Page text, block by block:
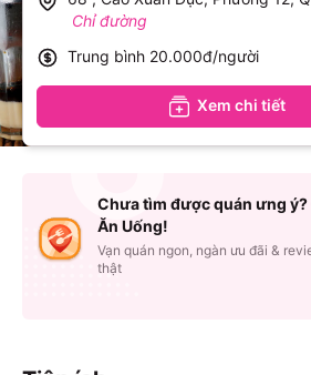
Chỉ đường
Trung bình 20.000đ/người
Xem chi tiết
Chưa tìm được quán ưng ý?
Ăn Uống!
Vạn quán ngon, ngàn ưu đãi &
thật